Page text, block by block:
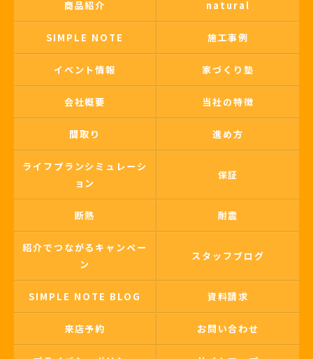
商品紹介 natural
SIMPLE NOTE 施工事例
イベント情報 家づくり塾
会社概要 当社の特徴
間取り 進め方
ライフプランシミュレーシ
ョン
保証
断熱 耐震
紹介でつながるキャンペー
ン
スタッフブログ
SIMPLE NOTE BLOG 資料請求
来店予約 お問い合わせ